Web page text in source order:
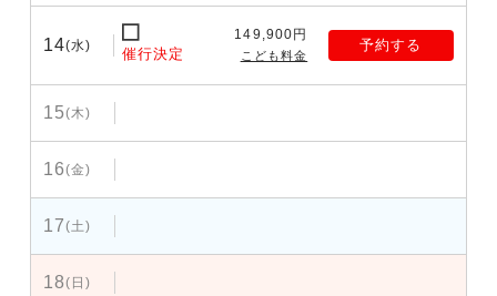
14(水) 催行決定
149,900円
こども料金
予約する
15(木)
16(金)
17(土)
18(日)